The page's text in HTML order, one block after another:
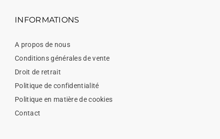
INFORMATIONS
A propos de nous
Conditions générales de vente
Droit de retrait
Politique de confidentialité
Politique en matière de cookies
Contact